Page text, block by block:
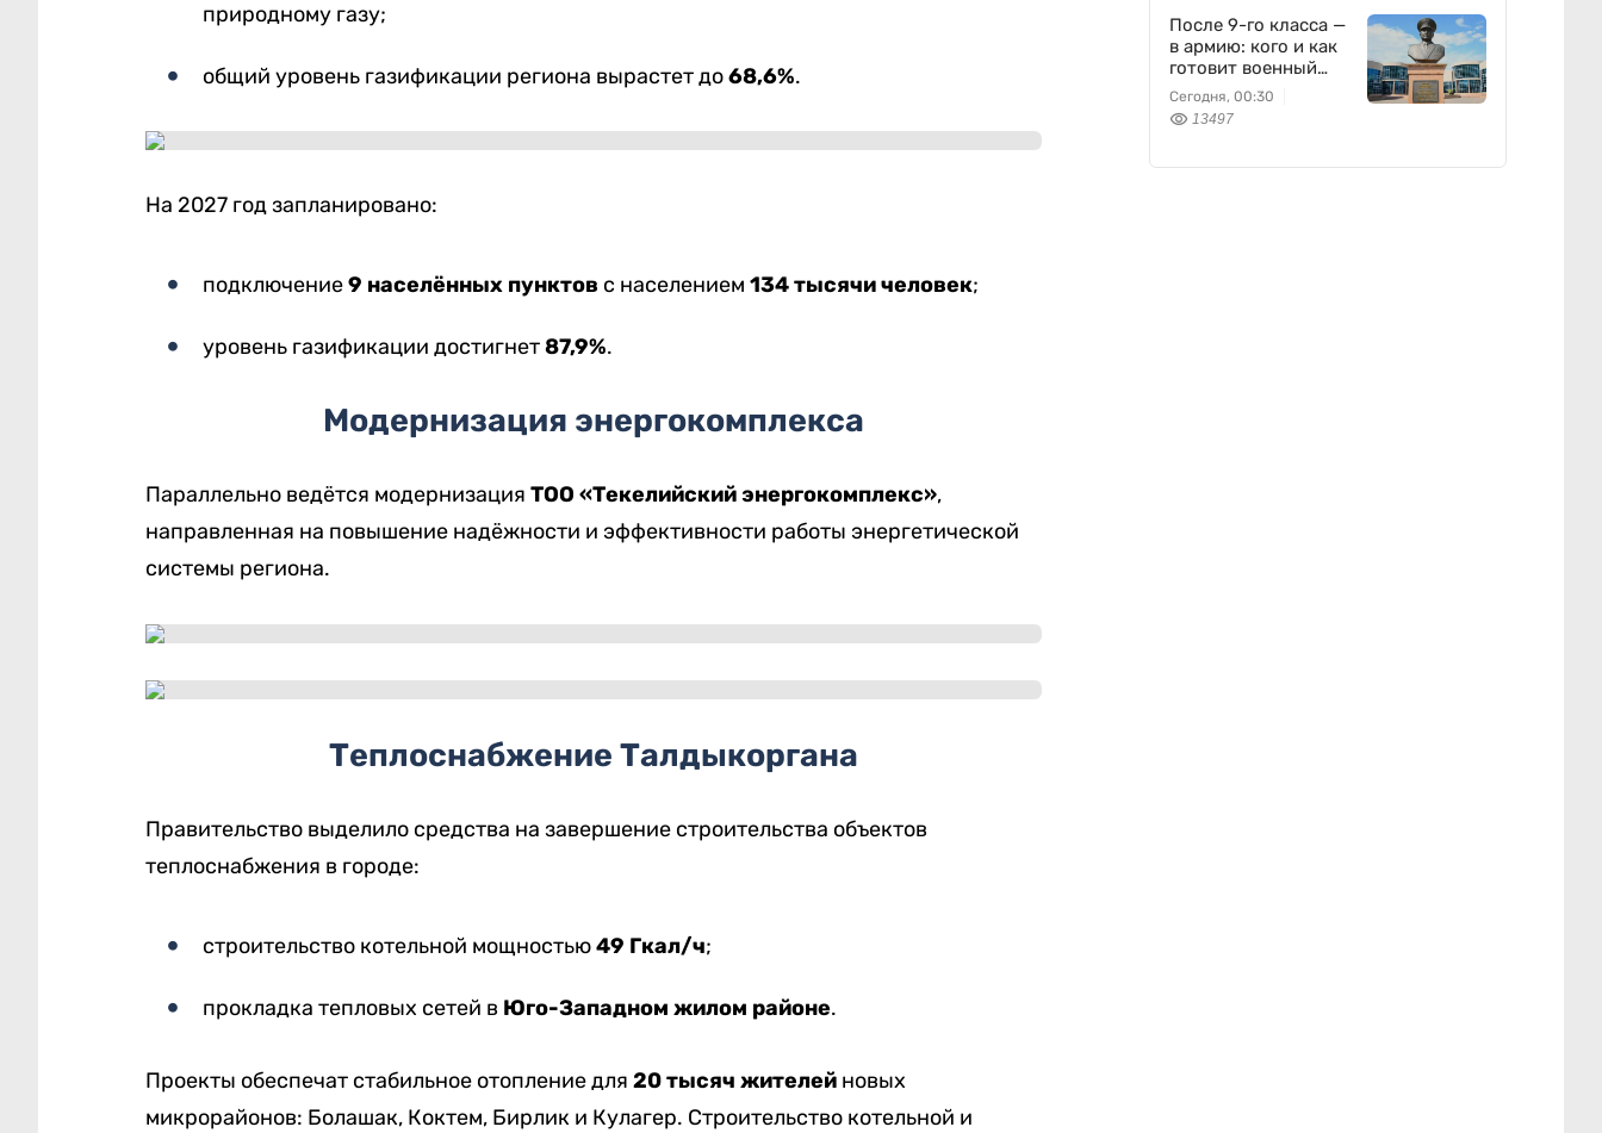
природному газу;
общий уровень газификации региона вырастет до68,6%.
На 2027 год запланировано:
подключение9 населённых пунктов с населением 134 тысячи человек;
уровень газификации достигнет87,9%.
Модернизация энергокомплекса
Параллельно ведётся модернизация ТОО «Текелийский энергокомплекс»,
направленная на повышение надёжности и эффективности работы энергетической
системы региона.
Теплоснабжение Талдыкоргана
Правительство выделило средства на завершение строительства объектов
теплоснабжения в городе:
строительство котельной мощностью49 Гкал/ч;
прокладка тепловых сетей в Юго-Западном жилом районе.
Проекты обеспечат стабильное отопление для 20 тысяч жителейновых
микрорайонов: Болашак, Коктем, Бирлик и Кулагер. Строительство котельной и
После 9-го класса —
в армию: кого и как
готовит военный
колледж
Сегодня, 00:30
13497